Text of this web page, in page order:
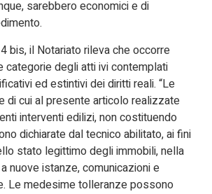
sarebbero economici e di
bis, il Notariato rileva che occorre
categorie degli atti ivi contemplati
ed estintivi dei diritti reali. “Le
di cui al presente articolo realizzate
interventi edilizi, non costituendo
dichiarate dal tecnico abilitato, ai fini
stato legittimo degli immobili, nella
nuove istanze, comunicazioni e
Le medesime tolleranze possono